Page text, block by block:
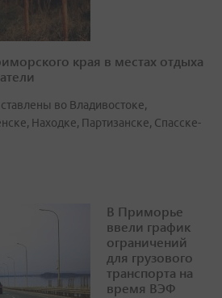
края в местах отдыха
во Владивостоке,
Находке, Партизанске, Спасске-
В Приморье
ввели график
ограничений
для грузового
транспорта на
время ВЭФ